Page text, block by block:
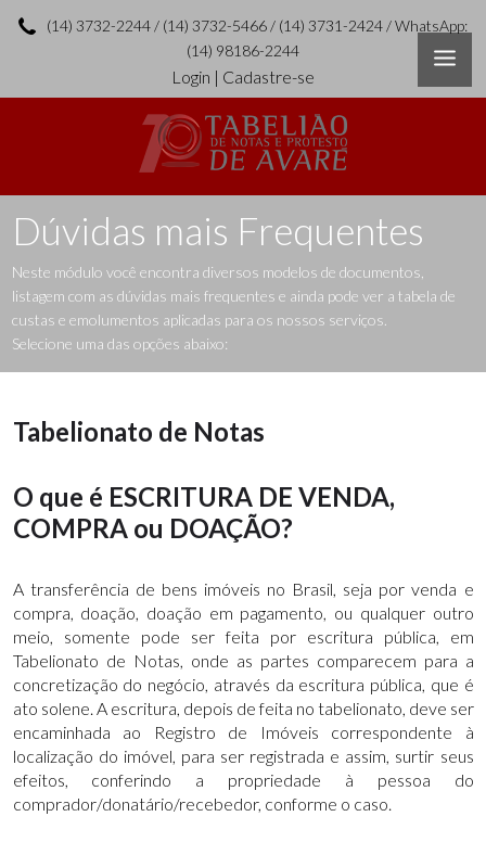
(14) 3732-2244 / (14) 3732-5466 / (14) 3731-2424 / WhatsApp:
(14) 98186-2244
Login | Cadastre-se
Dúvidas mais Frequentes
Neste módulo você encontra diversos modelos de documentos,
listagem com as dúvidas mais frequentes e ainda pode ver a tabela de
custas e emolumentos aplicadas para os nossos serviços.
Selecione uma das opções abaixo:
Tabelionato de Notas
O que é ESCRITURA DE VENDA,
COMPRA ou DOAÇÃO?
A transferência de bens imóveis no Brasil, seja por venda e
compra, doação, doação em pagamento, ou qualquer outro
meio, somente pode ser feita por escritura pública, em
Tabelionato de Notas, onde as partes comparecem para a
concretização do negócio, através da escritura pública, que é
ato solene. A escritura, depois de feita no tabelionato, deve ser
encaminhada ao Registro de Imóveis correspondente à
localização do imóvel, para ser registrada e assim, surtir seus
efeitos, conferindo a propriedade à pessoa do
comprador/donatário/recebedor, conforme o caso.